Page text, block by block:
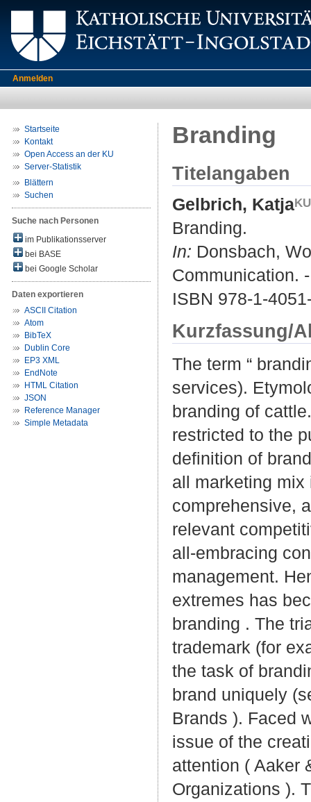
Anmelden
Startseite
Kontakt
Open Access an der KU
Server-Statistik
Blättern
Suchen
Suche nach Personen
im Publikationsserver
bei BASE
bei Google Scholar
Daten exportieren
ASCII Citation
Atom
BibTeX
Dublin Core
EP3 XML
EndNote
HTML Citation
JSON
Reference Manager
Simple Metadata
Branding
Titelangaben
Gelbrich, Katja
Branding.
In: Donsbach,
Communication.
ISBN 978-1-
Kurzfassung/
The term “
services).
branding of
restricted to the
definition of
all marketing
comprehensive,
relevant
all-embracing
management.
extremes has
branding . The
trademark (for
the task of
brand uniquely
Brands ). Faced
issue of the
attention ( Aaker
Organizations ).